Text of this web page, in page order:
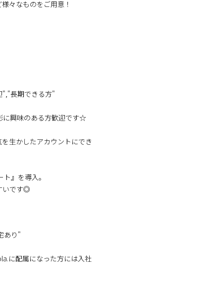
々なものをご用意！
長期できる方"
に興味のある方歓迎です☆
生かしたアカウントにでき
』を導入。
いです◎
あり"
に配属になった方には入社